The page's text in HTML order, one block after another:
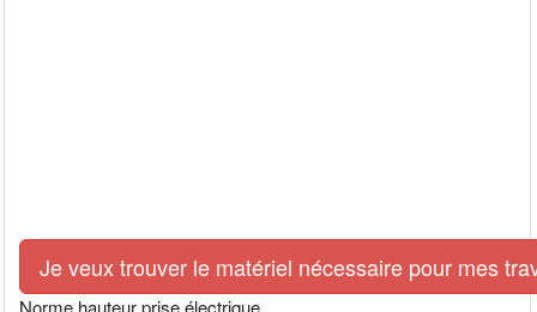
Je veux trouver le matériel nécessaire pour mes